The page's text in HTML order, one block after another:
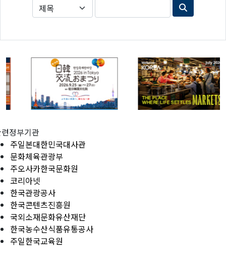
정부기관
주일본대한민국대사관
문화체육관광부
주오사카한국문화원
코리아넷
한국관광공사
한국콘텐츠진흥원
국외소재문화유산재단
한국농수산식품유통공사
주일한국교육원